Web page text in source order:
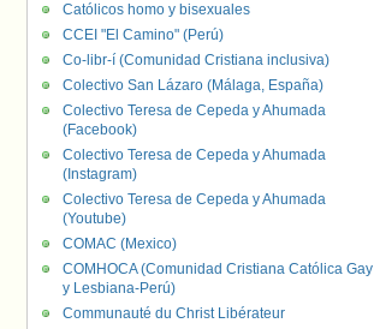
Católicos homo y bisexuales
CCEI "El Camino" (Perú)
Co-libr-í (Comunidad Cristiana inclusiva)
Colectivo San Lázaro (Málaga, España)
Colectivo Teresa de Cepeda y Ahumada
(Facebook)
Colectivo Teresa de Cepeda y Ahumada
(Instagram)
Colectivo Teresa de Cepeda y Ahumada
(Youtube)
COMAC (Mexico)
COMHOCA (Comunidad Cristiana Católica Gay
y Lesbiana-Perú)
Communauté du Christ Libérateur